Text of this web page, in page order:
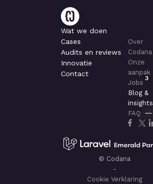
Wat we doen
Cases
Audits en reviews
Innovatie
Contact
Over
Codana
Onze
aanpak
Jobs
3
Blog &
insights
FAQ
© Codana
-
Cookie Verklaring